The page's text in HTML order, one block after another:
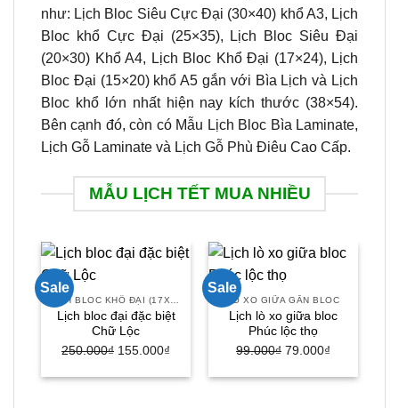
như: Lịch Bloc Siêu Cực Đại (30×40) khổ A3, Lịch
Bloc khổ Cực Đại (25×35), Lịch Bloc Siêu Đại
(20×30) Khổ A4, Lịch Bloc Khổ Đại (17×24), Lịch
Bloc Đại (15×20) khổ A5 gắn với Bìa Lịch và Lịch
Bloc khổ lớn nhất hiện nay kích thước (38×54).
Bên cạnh đó, còn có Mẫu Lịch Bloc Bìa Laminate,
Lịch Gỗ Laminate và Lịch Gỗ Phù Điêu Cao Cấp.
MẪU LỊCH TẾT MUA NHIỀU
Sale
Lịch bloc đại đặc biệt
Chữ Lộc
250.000₫ Giá
155.000₫
Sale
LÒ XO GIỮA GẮN BLOC
Lịch lò xo giữa bloc
Phúc lộc thọ
99.000₫ Giá
79.000₫